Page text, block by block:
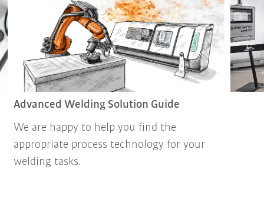
Advanced Welding Solution Guide
We are happy to help you find the
appropriate process technology for your
welding tasks.